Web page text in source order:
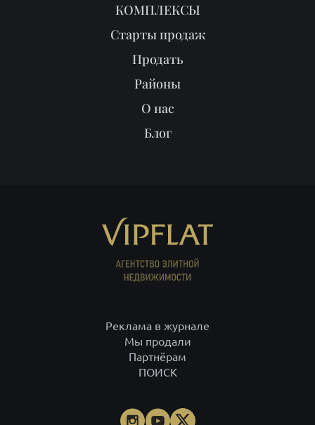
КОМПЛЕКСЫ
Старты продаж
Продать
Районы
О нас
Блог
Реклама в журнале
Мы продали
Партнёрам
ПОИСК